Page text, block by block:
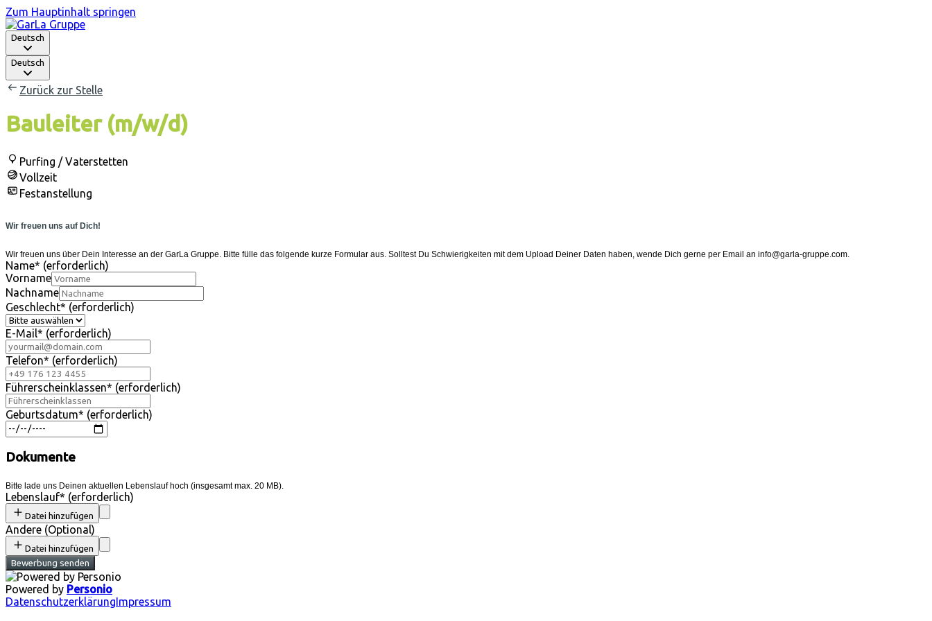
Zum Hauptinhalt springen
Deutsch
Deutsch
Zurück zur Stelle
Bauleiter (m/w/d)
Purfing / Vaterstetten
Vollzeit
Festanstellung
Wir freuen uns auf Dich!
Wir freuen uns über Dein Interesse an der GarLa Gruppe. Bitte fülle das folgende kurze Formular aus. Solltest Du Schwierigkeiten mit dem Upload Deiner Daten haben, wende Dich gerne per Email an info@garla-gruppe.com.
Name* (erforderlich)
Vorname
Nachname
Geschlecht* (erforderlich)
E-Mail* (erforderlich)
Telefon* (erforderlich)
Führerscheinklassen* (erforderlich)
Geburtsdatum* (erforderlich)
Dokumente
Bitte lade uns Deinen aktuellen Lebenslauf hoch (insgesamt max. 20 MB).
Lebenslauf* (erforderlich)
Datei hinzufügen
Andere (Optional)
Datei hinzufügen
Bewerbung senden
Powered by Personio
DatenschutzerklärungImpressum